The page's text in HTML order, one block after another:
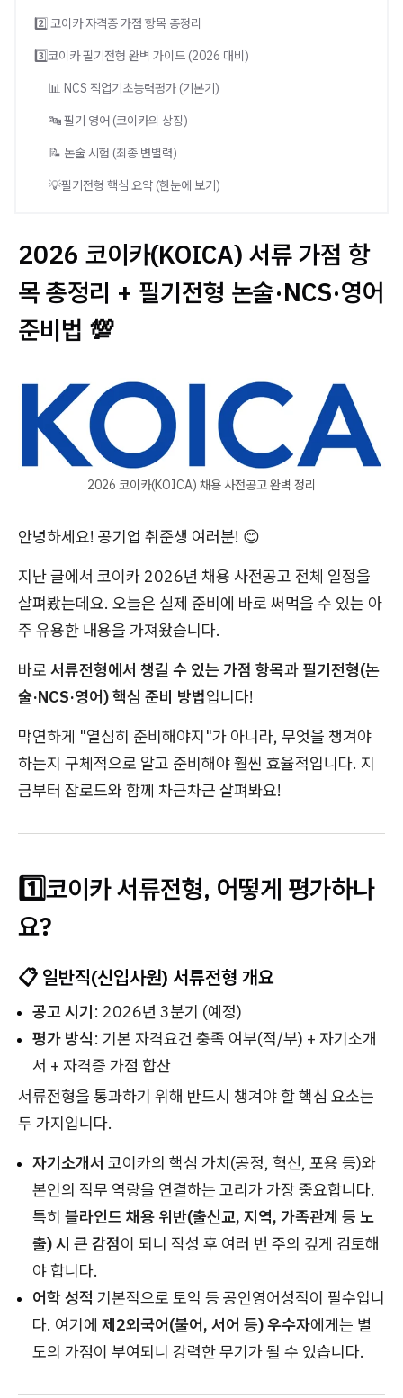
2️⃣ 코이카 자격증 가점 항목 총정리
3️⃣코이카 필기전형 완벽 가이드 (2026 대비)
📊 NCS 직업기초능력평가 (기본기)
🔤 필기 영어 (코이카의 상징)
📝 논술 시험 (최종 변별력)
💡필기전형 핵심 요약 (한눈에 보기)
2026 코이카(KOICA) 서류 가점 항
목 총정리 + 필기전형 논술·NCS·영어
준비법 💯
2026 코이카(KOICA) 채용 사전공고 완벽 정리
안녕하세요! 공기업 취준생 여러분! 😊
지난 글에서 코이카 2026년 채용 사전공고 전체 일정을
살펴봤는데요. 오늘은 실제 준비에 바로 써먹을 수 있는 아
주 유용한 내용을 가져왔습니다.
바로 서류전형에서 챙길 수 있는 가점 항목과 필기전형(논
술·NCS·영어) 핵심 준비 방법입니다!
막연하게 "열심히 준비해야지"가 아니라, 무엇을 챙겨야
하는지 구체적으로 알고 준비해야 훨씬 효율적입니다. 지
금부터 잡로드와 함께 차근차근 살펴봐요!
1️⃣코이카 서류전형, 어떻게 평가하나
요?
📋 일반직(신입사원) 서류전형 개요
공고 시기: 2026년 3분기 (예정)
평가 방식: 기본 자격요건 충족 여부(적/부) + 자기소개
서 + 자격증 가점 합산
서류전형을 통과하기 위해 반드시 챙겨야 할 핵심 요소는
두 가지입니다.
자기소개서 코이카의 핵심 가치(공정, 혁신, 포용 등)와
본인의 직무 역량을 연결하는 고리가 가장 중요합니다.
특히 블라인드 채용 위반(출신교, 지역, 가족관계 등 노
출) 시 큰 감점이 되니 작성 후 여러 번 주의 깊게 검토해
야 합니다.
어학 성적 기본적으로 토익 등 공인영어성적이 필수입니
다. 여기에 제2외국어(불어, 서어 등) 우수자에게는 별
도의 가점이 부여되니 강력한 무기가 될 수 있습니다.